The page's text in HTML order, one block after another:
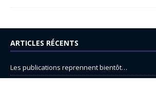
ARTICLES RÉCENTS
Les publications reprennent bientôt…